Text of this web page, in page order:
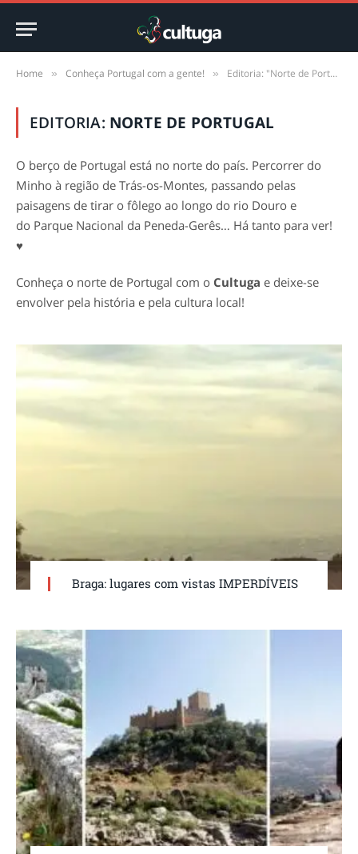
Home » Conheça Portugal com a gente! » Editoria: "Norte de Portugal" (Page 2)
EDITORIA: NORTE DE PORTUGAL
O berço de Portugal está no norte do país. Percorrer do
Minho à região de Trás-os-Montes, passando pelas
paisagens de tirar o fôlego ao longo do rio Douro e
do Parque Nacional da Peneda-Gerês… Há tanto para ver!
♥
Conheça o norte de Portugal com o Cultuga e deixe-se
envolver pela história e pela cultura local!
Braga: lugares com vistas IMPERDÍVEIS